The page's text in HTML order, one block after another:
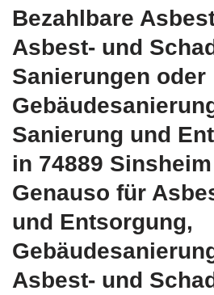
Bezahlbare
Asbest- und
Sanierungen oder
Sanierung und
in 74889
Genauso für
und Entsorgung,
Asbest- und